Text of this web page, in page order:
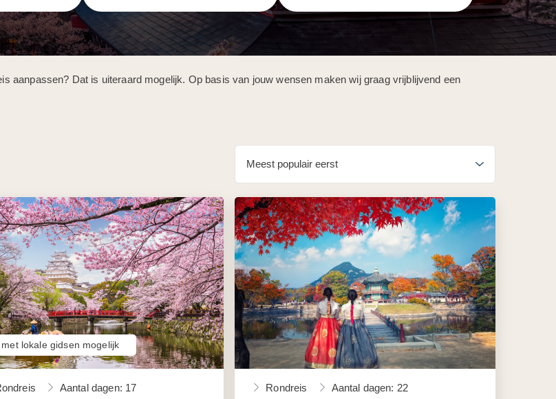
aanpassen? Dat is uiteraard mogelijk. Op basis van jouw wensen maken wij graag vrijblijvend een
Aantal dagen: 17
lokale gidsen mogelijk
Rondreis Aantal dagen: 22